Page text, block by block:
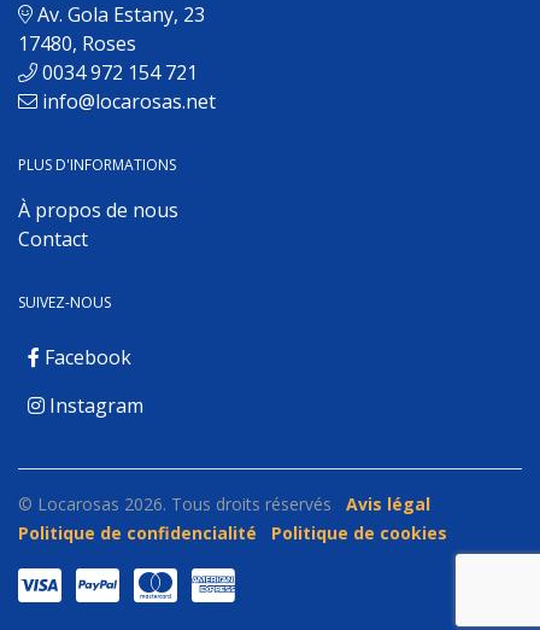
Av. Gola Estany, 23
17480, Roses
0034 972 154 721
info@locarosas.net
PLUS D'INFORMATIONS
À propos de nous
Contact
SUIVEZ-NOUS
Facebook
Instagram
© Locarosas 2026. Tous droits réservés
Avis légal
Politique de confidencialité
Politique de cookies